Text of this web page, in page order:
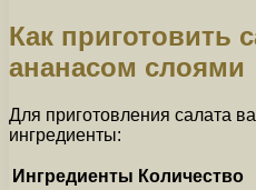
Как приготовить
ананасом слоями
Для приготовления салата
ингредиенты:
Ингредиенты Количество